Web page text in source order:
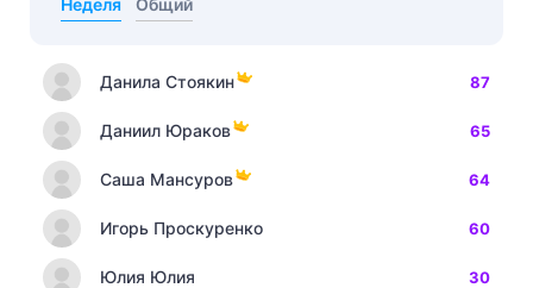
Неделя Общий
Данила Стоякин 87
Даниил Юраков 65
Саша Мансуров 64
Игорь Проскуренко 60
Юлия Юлия 30